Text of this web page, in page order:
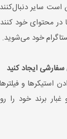
سایر
محتوای خود
خود می‌شوید.
سفارشی ایجاد کنید
برند خود را